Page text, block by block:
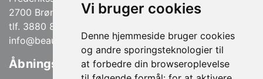
Vi bruger cookies
Denne hjemmeside bruger cookies
og andre sporingsteknologier til
at forbedre din browseroplevelse
2700 Brønshøj
tlf. 3880 8590 / 22152590
info@beautyflowers.dk
Åbningstider